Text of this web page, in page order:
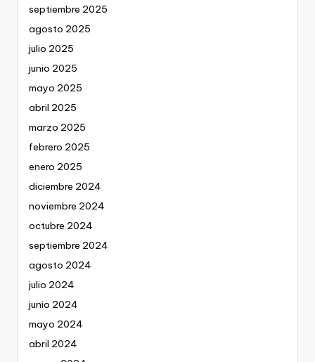
septiembre 2025
agosto 2025
julio 2025
junio 2025
mayo 2025
abril 2025
marzo 2025
febrero 2025
enero 2025
diciembre 2024
noviembre 2024
octubre 2024
septiembre 2024
agosto 2024
julio 2024
junio 2024
mayo 2024
abril 2024